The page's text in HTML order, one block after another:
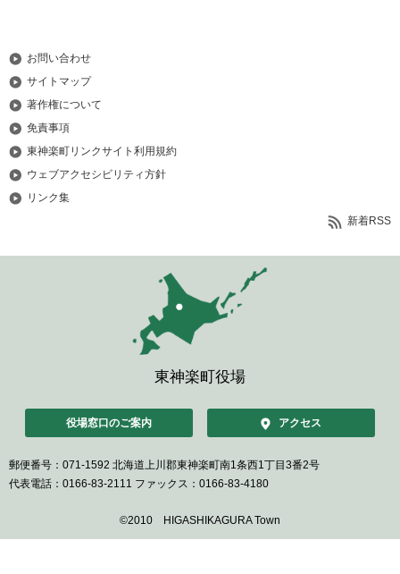
お問い合わせ
サイトマップ
著作権について
免責事項
東神楽町リンクサイト利用規約
ウェブアクセシビリティ方針
リンク集
新着RSS
東神楽町役場
役場窓口のご案内 アクセス
郵便番号：071-1592 北海道上川郡東神楽町南1条西1丁目3番2号
代表電話：0166-83-2111 ファックス：0166-83-4180
©2010 HIGASHIKAGURA Town